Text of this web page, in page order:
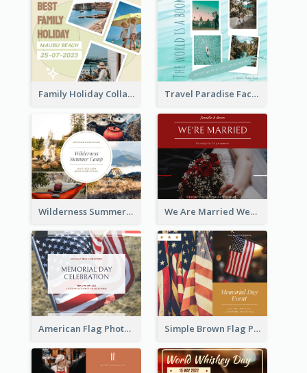
Family Holiday Collage Facebook Post Travel Paradise Facebook Post
Wilderness Summer Camp Facebook Post We Are Married Wedding Facebook Post
American Flag Photo Memorial Day Celebration Facebook Post Simple Brown Flag Photo Memorial Day Facebook Post